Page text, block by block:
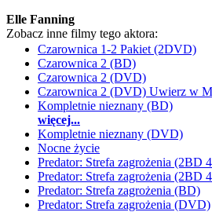
Elle Fanning
Zobacz inne filmy tego aktora:
Czarownica 1-2 Pakiet (2DVD)
Czarownica 2 (BD)
Czarownica 2 (DVD)
Czarownica 2 (DVD) Uwierz w
Kompletnie nieznany (BD)
więcej...
Kompletnie nieznany (DVD)
Nocne życie
Predator: Strefa zagrożenia (2BD
Predator: Strefa zagrożenia (2BD
Predator: Strefa zagrożenia (BD)
Predator: Strefa zagrożenia (DVD)